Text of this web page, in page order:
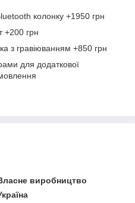
колонку +1950 грн
+200 грн
з гравіюванням +850 грн
для додаткової
виробництво